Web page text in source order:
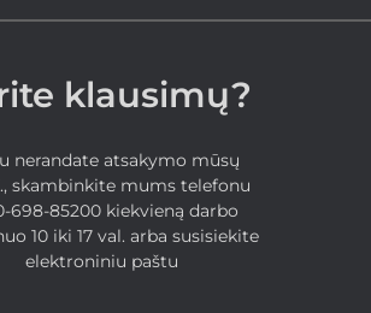
klausimų?
nerandate atsakymo mūsų
skambinkite mums telefonu
698-85200 kiekvieną darbo
10 iki 17 val. arba susisiekite
elektroniniu paštu